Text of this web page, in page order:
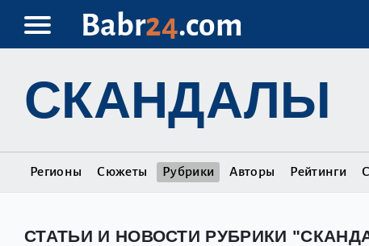
Babr24.com
СКАНДАЛЫ
Регионы Сюжеты Рубрики Авторы Рейтинги
СТАТЬИ И НОВОСТИ РУБРИКИ